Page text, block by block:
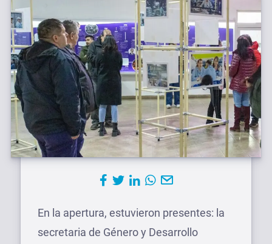
En la apertura, estuvieron presentes: la
secretaria de Género y Desarrollo